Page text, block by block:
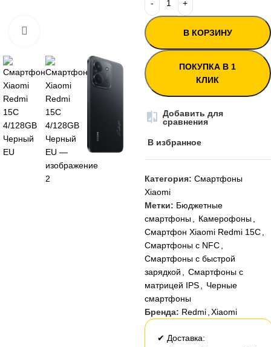
Нажмите, чтобы увеличить В КОРЗИНУ
ПОКУПКА В 1
КЛИК
Добавить для
сравнения
В избранное
Категория: Смартфоны
Xiaomi
Метки: Бюджетные
смартфоны
Камерофоны
Смартфон Xiaomi Redmi 15C
Смартфоны с NFC
Смартфоны с быстрой
зарядкой
Смартфоны с
матрицей IPS
Черные
смартфоны
Бренда: Redmi Xiaomi
✔ Доставка: